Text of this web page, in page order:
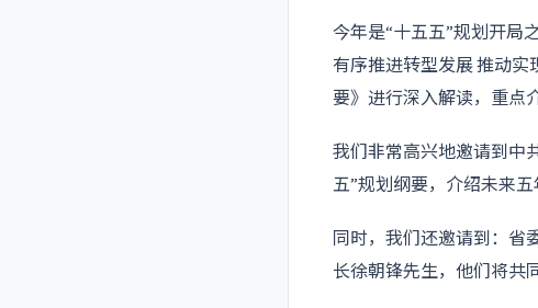
今年是“十五五”规划开局
有序推进转型发展 推动实
要》进行深入解读，重点
我们非常高兴地邀请到中
五”规划纲要，介绍未来
同时，我们还邀请到：省
长徐朝锋先生，他们将共